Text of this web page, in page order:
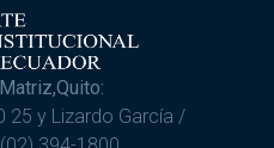
25 y Lizardo García /